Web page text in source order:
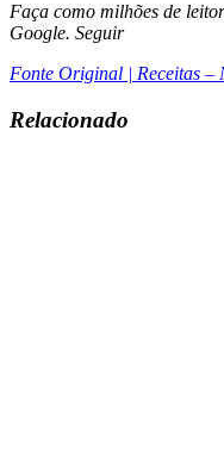
Faça como milhões de
Google. Seguir
Fonte Original | Receitas –
Relacionado